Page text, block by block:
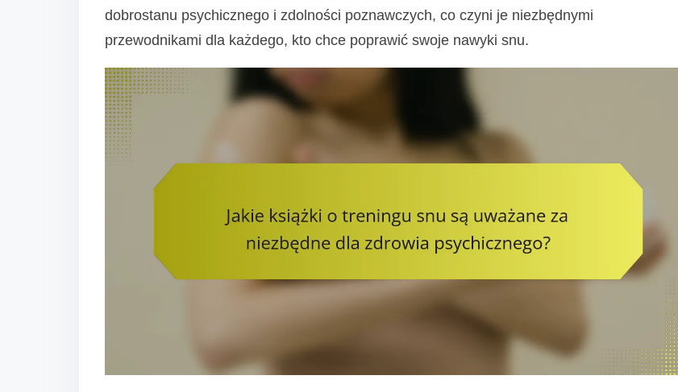
dobrostanu psychicznego i zdolności poznawczych, co czyni je niezbędnymi
przewodnikami dla każdego, kto chce poprawić swoje nawyki snu.